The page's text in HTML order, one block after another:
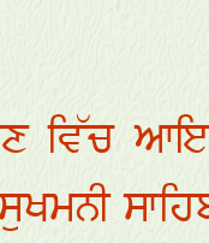
ਵਿੱਚ
ਸੁਖਮਨੀ